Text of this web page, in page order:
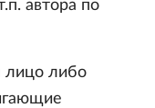
автора по
лицо либо